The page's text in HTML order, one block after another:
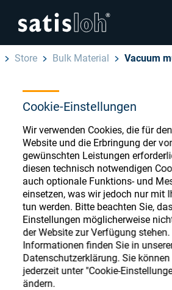
Cookie-Einstellungen
Wir verwenden Cookies, die für
Website und die Erbringung der
gewünschten Leistungen
diesen technisch notwendigen
auch optionale Funktions- und
einsetzen, was wir jedoch nur mit
tun werden. Bitte beachten Sie,
Einstellungen möglicherweise
der Website zur Verfügung stehen.
Informationen finden Sie in
Datenschutzerklärung. Sie
jederzeit unter "Cookie-
ändern.
Deutsch
Brillenoptik
Feinoptik
Über uns
Karriere
Store
Seitennavigation
English
Español
汉语
Français
Store Bulk Material Vacuum
Ophthalmic
Store
Register or Sign-in to
and explore our wide